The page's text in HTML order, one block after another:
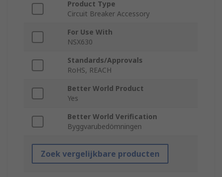
Product Type
Circuit Breaker Accessory
For Use With
NSX630
Standards/Approvals
RoHS, REACH
Better World Product
Yes
Better World Verification
Byggvarubedömningen
Zoek vergelijkbare producten